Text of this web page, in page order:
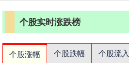
个股实时涨跌榜
个股涨幅 个股跌幅 个股流入